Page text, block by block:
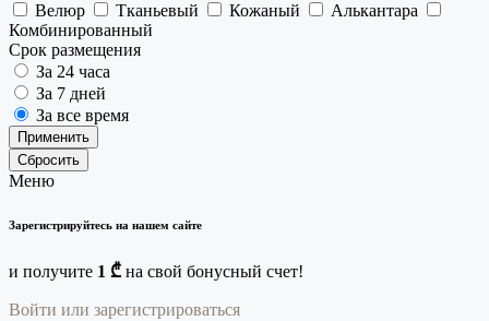
Велюр
Тканьевый Кожаный
Алькантара
Комбинированный
Срок размещения
За 24 часа
За 7 дней
За все время
Применить
Сбросить
Меню
Зарегистрируйтесь на нашем сайте
и получите 1 ₾ на свой бонусный счет!
Войти или зарегистрироваться